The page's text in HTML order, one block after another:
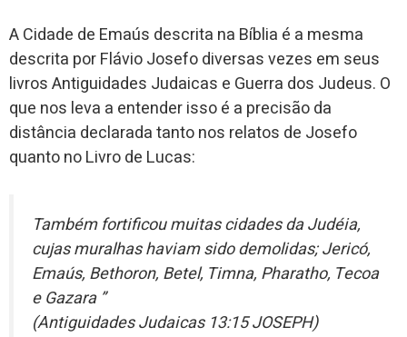
A Cidade de Emaús descrita na Bíblia é a mesma
descrita por Flávio Josefo diversas vezes em seus
livros Antiguidades Judaicas e Guerra dos Judeus. O
que nos leva a entender isso é a precisão da
distância declarada tanto nos relatos de Josefo
quanto no Livro de Lucas:
Também fortificou muitas cidades da Judéia,
cujas muralhas haviam sido demolidas; Jericó,
Emaús, Bethoron, Betel, Timna, Pharatho, Tecoa
e Gazara ”
(Antiguidades Judaicas 13:15 JOSEPH)